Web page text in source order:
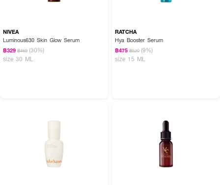
NIVEA
Luminous630 Skin Glow Serum
฿329 ฿469 (30%)
size 30 ML
RATCHA
Hya Booster Serum
฿475 ฿520 (9%)
size 15 ML